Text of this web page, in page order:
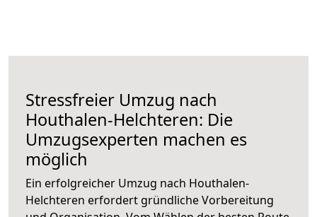
Stressfreier Umzug nach
Houthalen-Helchteren: Die
Umzugsexperten machen es
möglich
Ein erfolgreicher Umzug nach Houthalen-
Helchteren erfordert gründliche Vorbereitung